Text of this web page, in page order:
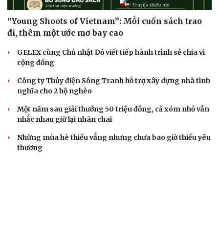
“Young Shoots of Vietnam”: Mỗi cuốn sách trao
đi, thêm một ước mơ bay cao